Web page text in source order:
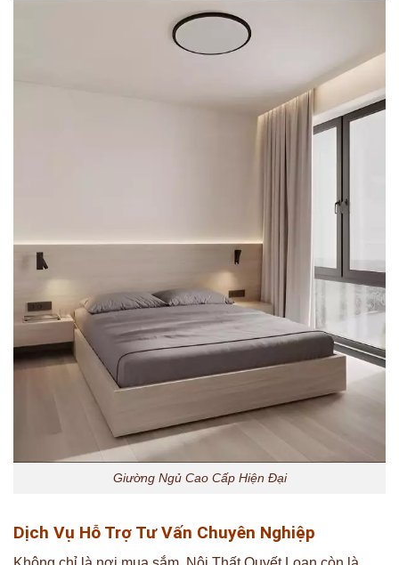
Giường Ngủ Cao Cấp Hiện Đại
Dịch Vụ Hỗ Trợ Tư Vấn Chuyên Nghiệp